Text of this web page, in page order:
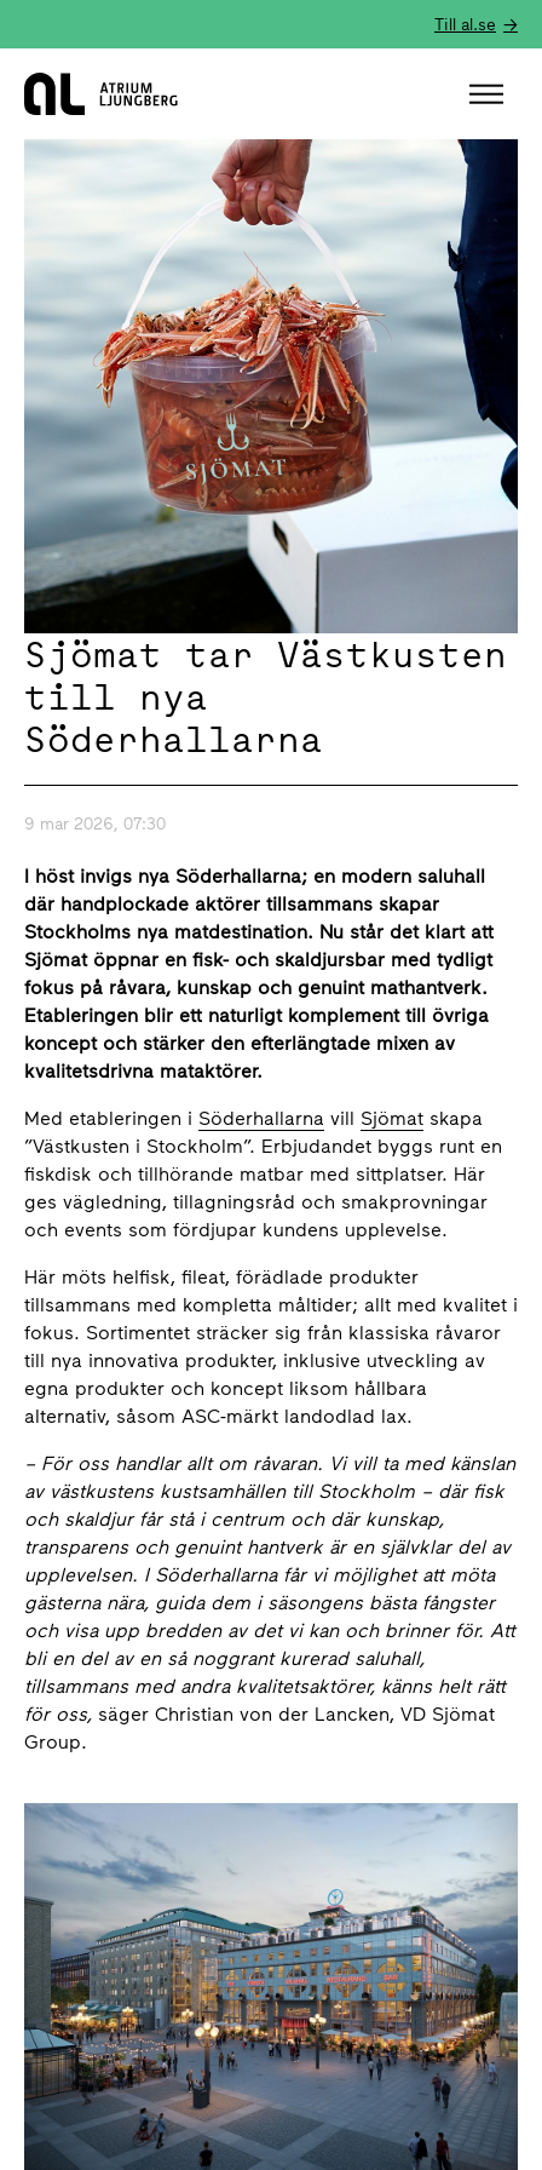
Till al.se
Hem
Sjömat tar Västkusten
till nya
Söderhallarna
9 mar 2026, 07:30
I höst invigs nya Söderhallarna; en modern saluhall
där handplockade aktörer tillsammans skapar
Stockholms nya matdestination. Nu står det klart att
Sjömat öppnar en fisk- och skaldjursbar med tydligt
fokus på råvara, kunskap och genuint mathantverk.
Etableringen blir ett naturligt komplement till övriga
koncept och stärker den efterlängtade mixen av
kvalitetsdrivna mataktörer.
Med etableringen i Söderhallarna vill Sjömat skapa
”Västkusten i Stockholm”. Erbjudandet byggs runt en
fiskdisk och tillhörande matbar med sittplatser. Här
ges vägledning, tillagningsråd och smakprovningar
och events som fördjupar kundens upplevelse.
Här möts helfisk, fileat, förädlade produkter
tillsammans med kompletta måltider; allt med kvalitet i
fokus. Sortimentet sträcker sig från klassiska råvaror
till nya innovativa produkter, inklusive utveckling av
egna produkter och koncept liksom hållbara
alternativ, såsom ASC-märkt landodlad lax.
– För oss handlar allt om råvaran. Vi vill ta med känslan
av västkustens kustsamhällen till Stockholm – där fisk
och skaldjur får stå i centrum och där kunskap,
transparens och genuint hantverk är en självklar del av
upplevelsen. I Söderhallarna får vi möjlighet att möta
gästerna nära, guida dem i säsongens bästa fångster
och visa upp bredden av det vi kan och brinner för. Att
bli en del av en så noggrant kurerad saluhall,
tillsammans med andra kvalitetsaktörer, känns helt rätt
för oss, säger Christian von der Lancken, VD Sjömat
Group.